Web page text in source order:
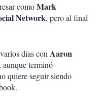
comoMark
Network, pero al final
días conAaron
aunque terminó
quiere seguir siendo